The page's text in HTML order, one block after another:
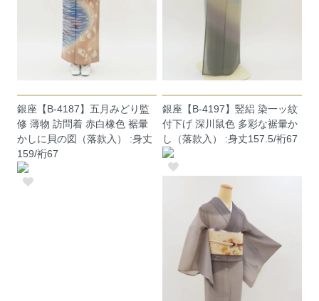
銀座【B-4187】五月みどり監
修 薄物 訪問着 赤白橡色 裾暈
かしに貝の図（落款入） :身丈
159/裄67
銀座【B-4197】竪絽 染一ッ紋
付下げ 深川鼠色 多彩な裾暈か
し（落款入） :身丈157.5/裄67